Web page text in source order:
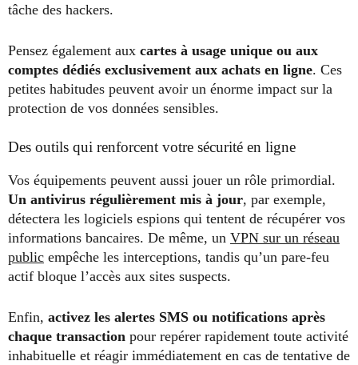
tâche des hackers.
Pensez également aux cartes à usage unique ou aux
comptes dédiés exclusivement aux achats en ligne. Ces
petites habitudes peuvent avoir un énorme impact sur la
protection de vos données sensibles.
Des outils qui renforcent votre sécurité en ligne
Vos équipements peuvent aussi jouer un rôle primordial.
Un antivirus régulièrement mis à jour, par exemple,
détectera les logiciels espions qui tentent de récupérer vos
informations bancaires. De même, un VPN sur un réseau
public empêche les interceptions, tandis qu’un pare-feu
actif bloque l’accès aux sites suspects.
Enfin, activez les alertes SMS ou notifications après
chaque transaction pour repérer rapidement toute activité
inhabituelle et réagir immédiatement en cas de tentative de